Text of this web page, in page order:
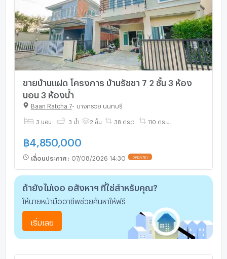
ขายบ้านแฝด โครงการ บ้านรัชชา 7 2 ชั้น 3 ห้อง
นอน 3 ห้องน้ำ
Baan Ratcha 7- บางกรวย นนทบุรี
3 นอน 3 น้ำ 2 ชั้น 38 ตร.ว. 110 ตร.ม.
฿ 4,850,000
เลื่อนประกาศ : 07/08/2026 14:30
ถ้ายังไม่เจอ อสังหาฯ ที่ใช่สำหรับคุณ?
ให้นายหน้ามืออาชีพช่วยค้นหาให้ฟรี
เริ่มเลย